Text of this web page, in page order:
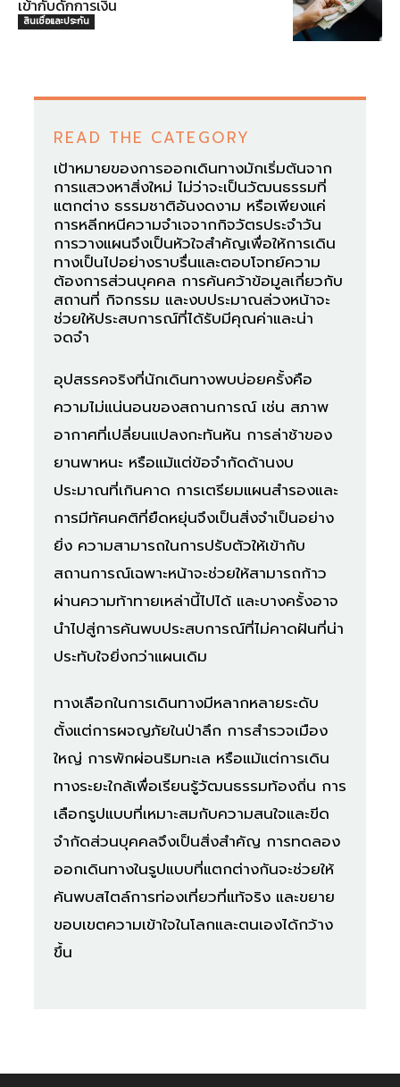
เข้ากับดักการเงิน
สินเชื่อและประกัน
READ THE CATEGORY
เป้าหมายของการออกเดินทางมักเริ่มต้นจาก
การแสวงหาสิ่งใหม่ ไม่ว่าจะเป็นวัฒนธรรมที่
แตกต่าง ธรรมชาติอันงดงาม หรือเพียงแค่
การหลีกหนีความจำเจจากกิจวัตรประจำวัน
การวางแผนจึงเป็นหัวใจสำคัญเพื่อให้การเดิน
ทางเป็นไปอย่างราบรื่นและตอบโจทย์ความ
ต้องการส่วนบุคคล การค้นคว้าข้อมูลเกี่ยวกับ
สถานที่ กิจกรรม และงบประมาณล่วงหน้าจะ
ช่วยให้ประสบการณ์ที่ได้รับมีคุณค่าและน่า
จดจำ
อุปสรรคจริงที่นักเดินทางพบบ่อยครั้งคือ
ความไม่แน่นอนของสถานการณ์ เช่น สภาพ
อากาศที่เปลี่ยนแปลงกะทันหัน การล่าช้าของ
ยานพาหนะ หรือแม้แต่ข้อจำกัดด้านงบ
ประมาณที่เกินคาด การเตรียมแผนสำรองและ
การมีทัศนคติที่ยืดหยุ่นจึงเป็นสิ่งจำเป็นอย่าง
ยิ่ง ความสามารถในการปรับตัวให้เข้ากับ
สถานการณ์เฉพาะหน้าจะช่วยให้สามารถก้าว
ผ่านความท้าทายเหล่านี้ไปได้ และบางครั้งอาจ
นำไปสู่การค้นพบประสบการณ์ที่ไม่คาดฝันที่น่า
ประทับใจยิ่งกว่าแผนเดิม
ทางเลือกในการเดินทางมีหลากหลายระดับ
ตั้งแต่การผจญภัยในป่าลึก การสำรวจเมือง
ใหญ่ การพักผ่อนริมทะเล หรือแม้แต่การเดิน
ทางระยะใกล้เพื่อเรียนรู้วัฒนธรรมท้องถิ่น การ
เลือกรูปแบบที่เหมาะสมกับความสนใจและขีด
จำกัดส่วนบุคคลจึงเป็นสิ่งสำคัญ การทดลอง
ออกเดินทางในรูปแบบที่แตกต่างกันจะช่วยให้
ค้นพบสไตล์การท่องเที่ยวที่แท้จริง และขยาย
ขอบเขตความเข้าใจในโลกและตนเองได้กว้าง
ขึ้น